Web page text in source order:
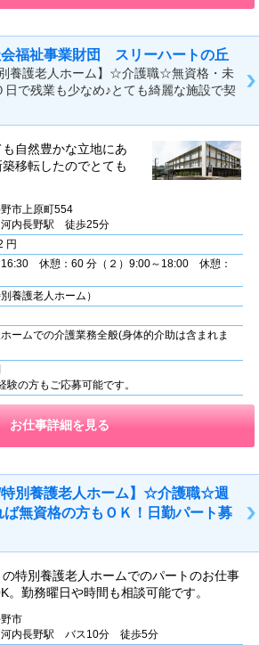
福祉事業財団 スリーハートの丘
別養護老人ホーム】☆介護職☆無資格・未
で残業も少なめ♪とても綺麗な施設で契
自然豊かな立地にあ
移転したのでとても
市上原町554
内長野駅 徒歩25分
円
16:30 休憩：60 分（２）9:00～18:00 休憩：
養護老人ホーム）
ームでの介護業務全般(身体的介助は含まれま
験の方もご応募可能です。
お仕事詳細を見る
/特別養護老人ホーム】☆介護職☆週
ば無資格の方もＯＫ！日勤パート募
特別養護老人ホームでのパートのお仕事
勤務曜日や時間も相談可能です。
市
内長野駅 バス10分 徒歩5分